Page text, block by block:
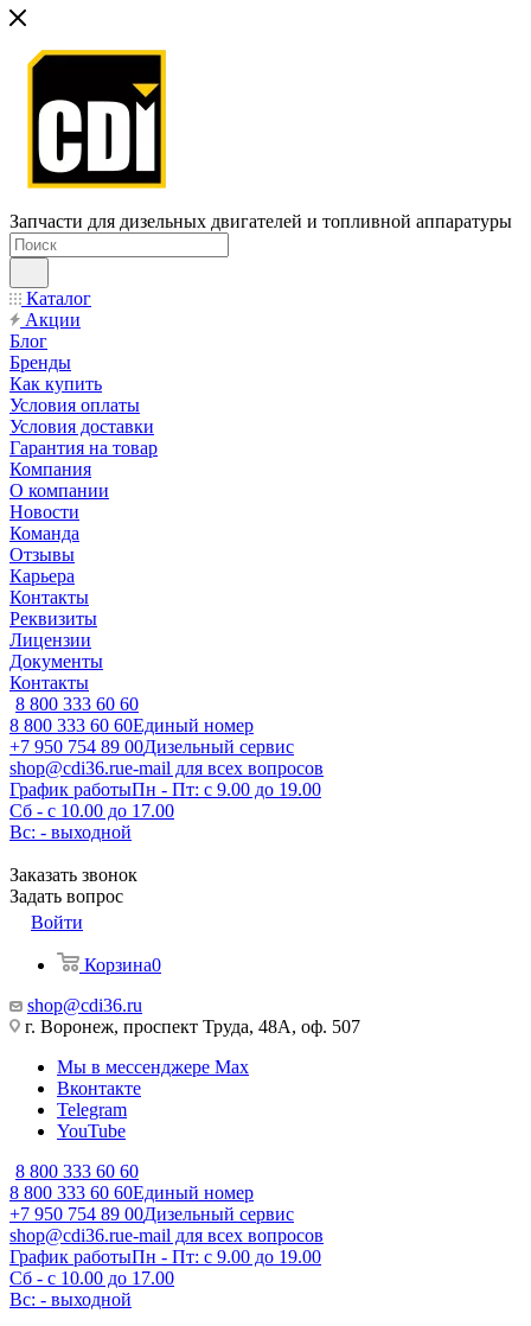
Запчасти для дизельных двигателей и топливной аппаратуры
Каталог
Акции
Блог
Бренды
Как купить
Условия оплаты
Условия доставки
Гарантия на товар
Компания
О компании
Новости
Команда
Отзывы
Карьера
Контакты
Реквизиты
Лицензии
Документы
Контакты
8 800 333 60 60
8 800 333 60 60Единый номер
+7 950 754 89 00Дизельный сервис
shop@cdi36.rue-mail для всех вопросов
График работыПн - Пт: с 9.00 до 19.00
Сб - с 10.00 до 17.00
Вс: - выходной
Заказать звонок
Задать вопрос
Войти
Корзина0
shop@cdi36.ru
г. Воронеж, проспект Труда, 48А, оф. 507
Мы в мессенджере Max
Вконтакте
Telegram
YouTube
8 800 333 60 60
8 800 333 60 60Единый номер
+7 950 754 89 00Дизельный сервис
shop@cdi36.rue-mail для всех вопросов
График работыПн - Пт: с 9.00 до 19.00
Сб - с 10.00 до 17.00
Вс: - выходной